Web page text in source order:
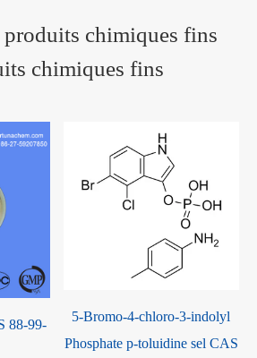
chimiques fins
chimiques fins
88-99-
5-Bromo-4-chloro-3-indolyl
Phosphate p-toluidine sel CAS